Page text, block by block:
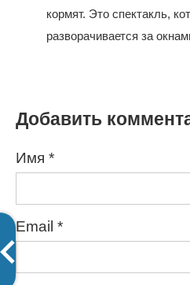
кормят. Это спектакль,
разворачивается за
Добавить
Имя *
Email *